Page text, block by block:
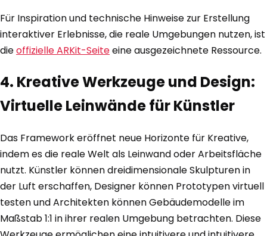
Für Inspiration und technische Hinweise zur Erstellung
interaktiver Erlebnisse, die reale Umgebungen nutzen, ist
dieoffizielle ARKit-Seiteeine ausgezeichnete Ressource.
4. Kreative Werkzeuge und Design:
Virtuelle Leinwände für Künstler
Das Framework eröffnet neue Horizonte für Kreative,
indem es die reale Welt als Leinwand oder Arbeitsfläche
nutzt. Künstler können dreidimensionale Skulpturen in
der Luft erschaffen, Designer können Prototypen virtuell
testen und Architekten können Gebäudemodelle im
Maßstab 1:1 in ihrer realen Umgebung betrachten. Diese